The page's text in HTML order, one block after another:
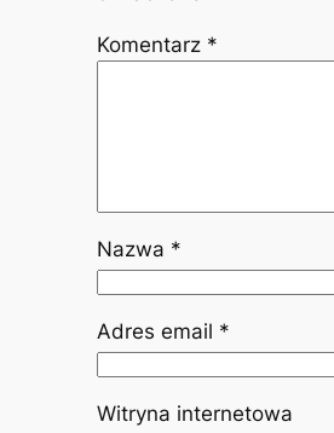
Komentarz *
Nazwa *
Adres email *
Witryna internetowa